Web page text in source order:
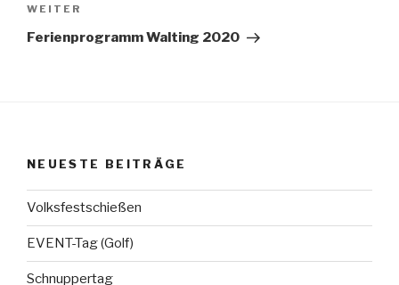
Nächster
Beitrag
WEITER
Ferienprogramm Walting 2020
NEUESTE BEITRÄGE
Volksfestschießen
EVENT-Tag (Golf)
Schnuppertag